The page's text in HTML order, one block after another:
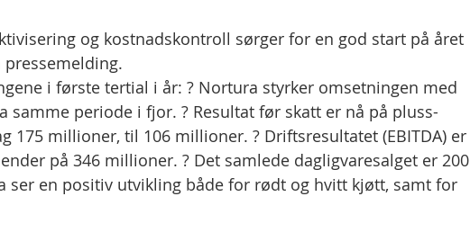
og kostnadskontroll sørger for en god start på året
i første tertial i år: ? Nortura styrker omsetningen med
periode i fjor. ? Resultat før skatt er nå på pluss-
175 millioner, til 106 millioner. ? Driftsresultatet (EBITDA) er
på 346 millioner. ? Det samlede dagligvaresalget er 200
ser en positiv utvikling både for rødt og hvitt kjøtt, samt for